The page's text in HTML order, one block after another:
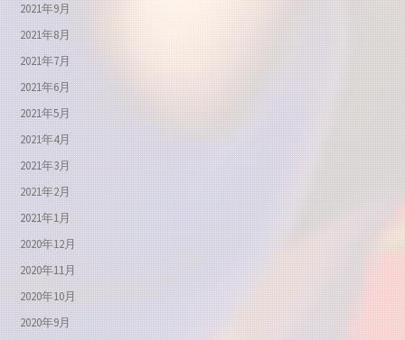
2021年9月
2021年8月
2021年7月
2021年6月
2021年5月
2021年4月
2021年3月
2021年2月
2021年1月
2020年12月
2020年11月
2020年10月
2020年9月